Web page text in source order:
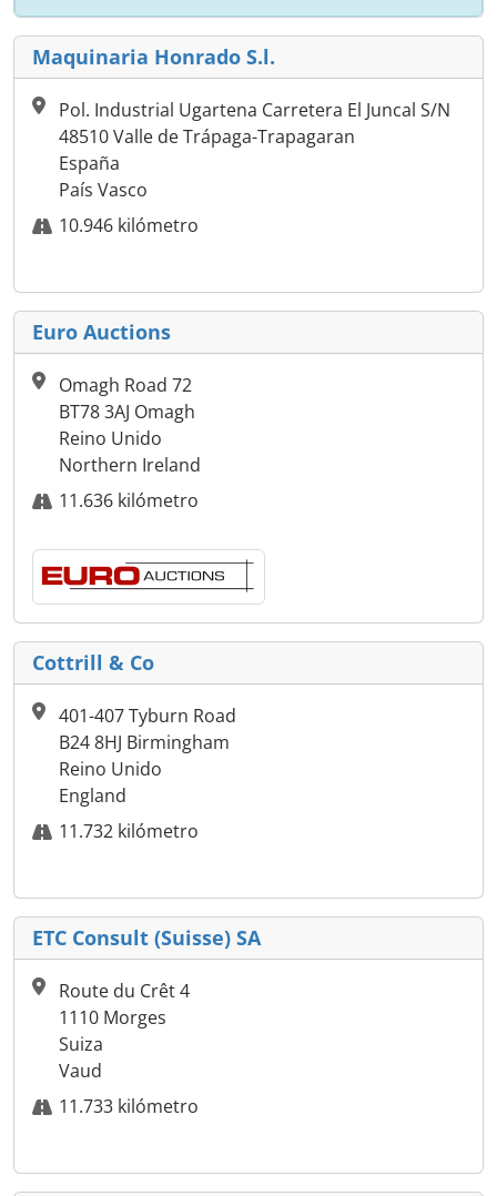
Maquinaria Honrado S.l.
Pol. Industrial Ugartena Carretera El Juncal S/N
48510 Valle de Trápaga-Trapagaran
España
País Vasco
10.946 kilómetro
Euro Auctions
Omagh Road 72
BT78 3AJ Omagh
Reino Unido
Northern Ireland
11.636 kilómetro
Cottrill & Co
401-407 Tyburn Road
B24 8HJ Birmingham
Reino Unido
England
11.732 kilómetro
ETC Consult (Suisse) SA
Route du Crêt 4
1110 Morges
Suiza
Vaud
11.733 kilómetro